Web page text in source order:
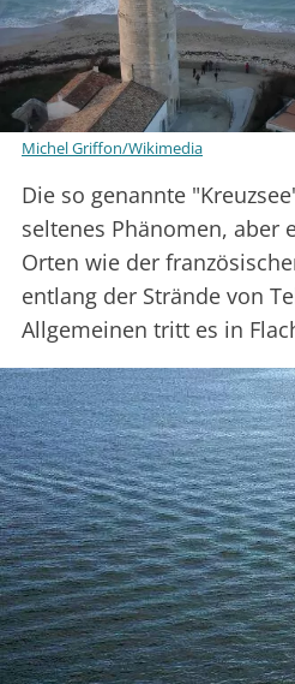
Michel Griffon/Wikimedia
Die so genannte
seltenes Phänomen, aber
Orten wie der
entlang der Strände von
Allgemeinen tritt es in